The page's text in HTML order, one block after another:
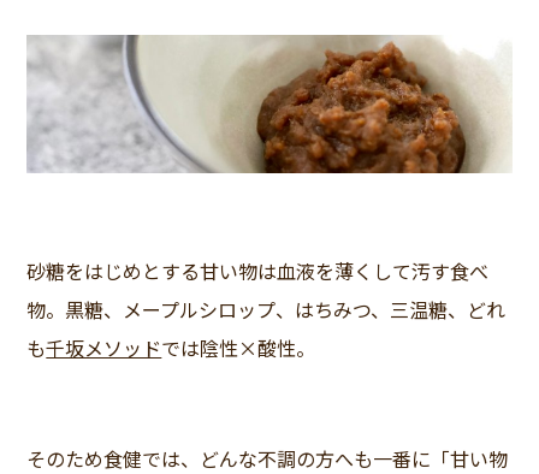
砂糖をはじめとする甘い物は血液を薄くして汚す食べ
物。黒糖、メープルシロップ、はちみつ、三温糖、どれ
も千坂メソッドでは陰性×酸性。
そのため食健では、どんな不調の方へも一番に「甘い物